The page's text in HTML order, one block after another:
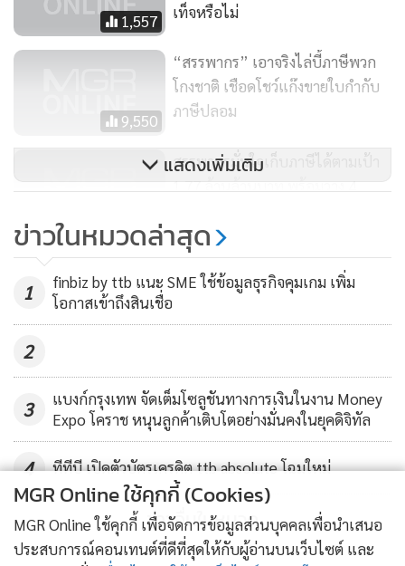
ที่ต้องยื่นแบบแสดงภาษีในเดือน ม.ค.-มี.ค.2557 หากแก้
กฎหมายไม่ทัน ก็สามารถออกเป็นกฎกระทรวง หรือใช้เป็นพระ
ราชกฤษฎีกา แล้วค่อยมาแก้เป็น พ.ร.บ.เพื่อให้เป็นกฎหมายที่
ถาวร ในลักษณะเดียวกับการลดภาษีนิติบุคคล
“สำหรับการลงทุนระบบไอทีกรมสรรพากรมูลค่า 2 พันล้านบาท
ที่กรมฯ มีแผนไว้ ได้ให้ข้อสังเกตไปว่า การลงทุนดังกล่าวต้องไม่
กระทบต่อเอสเอ็มอี หากออกมาแล้วมีผลกระทบอาจต้องชะลอ
การใช้กฎหมาย ซึ่งที่ผ่านมา เคยมีการออกระเบียบแล้วกระทบ
ต่อผู้ประกอบการต้องชะลอการประกาศใช้ และจนถึงขณะนี้ยัง
ไม่สามารถนำมาบังคับใช้ได้ โดยได้ให้ข้อสังเกตไปว่าถ้าใช้
ประสิทธิภาพ และคนของกรมฯ ในการดำเนินการแทนจะได้หรือ
ไม่”
นางเบญจา กล่าวอีกว่า ในส่วนการโกงภาษีมูลค่าเพิ่ม (แวต) ส่ง
ออกนั้น ขณะนี้ยังอยู่ในกระบวนการตรวจสอบทั้งของกระทรวง
การคลัง และของกรมสรรพากร หากมีข้อสรุปว่ามีข้าราชการ
เข้าไปเกี่ยวข้อง ต้องตั้งคณะกรรมการสอบวินัยอีกรอบหนึ่ง โดย
เรื่องนี้ถือเป็นภารกิจเร่งด่วนที่ต้องดำเนินการ ทั้งนี้ ตนในฐานะที่
ดูแลกรมภาษี 2 แห่ง จะพยายามดูว่ามีจุดไหนที่เกิดช่องโหว่ทำให้
เกิดการทุจริตหรือไม่
1,557
เท็จหรือไม่
9,550
“สรรพากร” เอาจริงไล่บี้ภาษีพวก
โกงชาติ เชือดโชว์แก๊งขายใบกำกับ
ภาษีปลอม
สรรพากรมั่นใจเก็บภาษีได้ตามเป้า
1.77 ล้านล้านบาท พร้อมวาง 4
แสดงเพิ่มเติม
ข่าวในหมวดล่าสุด
1
finbiz by ttb แนะ SME ใช้ข้อมูลธุรกิจคุมเกม เพิ่ม
โอกาสเข้าถึงสินเชื่อ
2
3
แบงก์กรุงเทพ จัดเต็มโซลูชันทางการเงินในงาน Money
Expo โคราช หนุนลูกค้าเติบโตอย่างมั่นคงในยุคดิจิทัล
4 ทีทีบี เปิดตัวบัตรเครดิต ttb absolute โฉมใหม่
ข่าวอื่นในหมวด
MGR Online ใช้คุกกี้ (Cookies)
MGR Online ใช้คุกกี้ เพื่อจัดการข้อมูลส่วนบุคคลเพื่อนำเสนอ
ประสบการณ์คอนเทนต์ที่ดีที่สุดให้กับผู้อ่านบนเว็บไซต์ และ